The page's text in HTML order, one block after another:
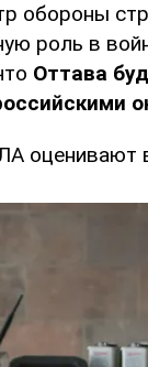
обороны
роль в
Оттава
оценивают